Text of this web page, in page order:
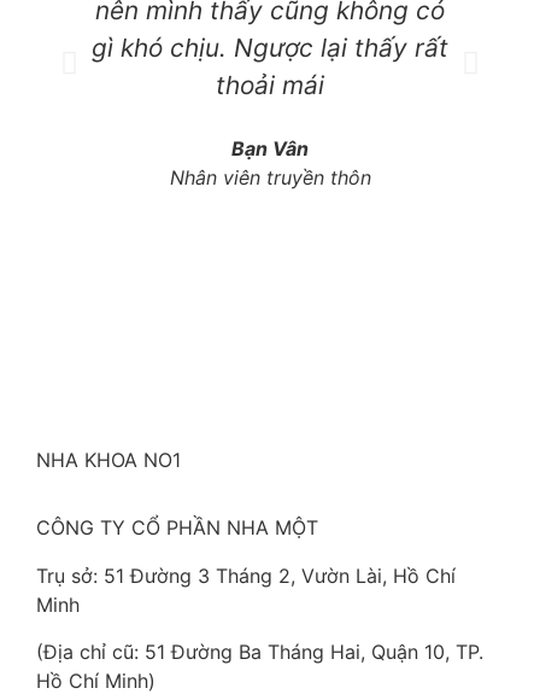
nên mình thấy cũng không có
gì khó chịu. Ngược lại thấy rất
thoải mái
Bạn Vân
Nhân viên truyền thôn
NHA KHOA NO1
CÔNG TY CỔ PHẦN NHA MỘT
Trụ sở: 51 Đường 3 Tháng 2, Vườn Lài, Hồ Chí
Minh
(Địa chỉ cũ: 51 Đường Ba Tháng Hai, Quận 10, TP.
Hồ Chí Minh)